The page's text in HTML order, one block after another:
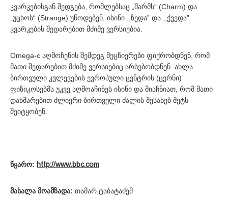
კვარკებისგან შედგება, რომლებსაც „შარმს“ (Charm) და
„უცხოს“ (Strange) უწოდებენ, ისინი ,,ზედა” და ,,ქვედა”
კვარკების შედარებით მძიმე ვერსიებია.
Omega-c აღმოჩენის შემდეგ მეცნიერები ფიქრობდნენ, რომ
მათი შედარებით მძიმე ვერსიებიც არსებობდნენ. ახლა
ბირთვული კვლევების ევროპული ცენტრის (ცერნი)
ფიზიკოსებმა უკვე აღმოაჩინეს ისინი და მიაჩნიათ, რომ მათი
დახმარებით ძლიერი ბირთვული ძალის შესახებ მეტს
შეიტყობენ.
წყარო: http://www.bbc.com
მასალა მოამზადა: თამარ ტაბატაძემ